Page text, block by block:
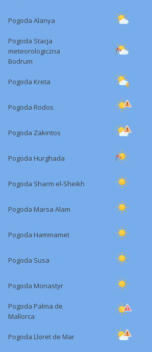
Pogoda Alanya
Pogoda Stacja
meteorologiczna
Bodrum
Pogoda Kreta
Pogoda Rodos
Pogoda Zakintos
Pogoda Hurghada
Pogoda Sharm el-Sheikh
Pogoda Marsa Alam
Pogoda Hammamet
Pogoda Susa
Pogoda Monastyr
Pogoda Palma de
Mallorca
Pogoda Lloret de Mar